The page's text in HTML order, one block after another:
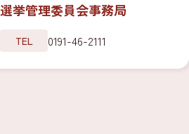
選挙管理委員会事務局
TEL 0191-46-2111